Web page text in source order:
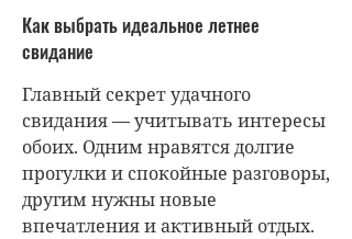
Как выбрать идеальное летнее
свидание
Главный секрет удачного
свидания — учитывать интересы
обоих. Одним нравятся долгие
прогулки и спокойные разговоры,
другим нужны новые
впечатления и активный отдых.